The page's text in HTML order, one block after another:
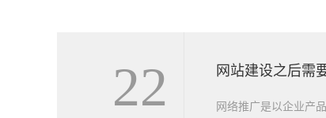
22 网站建设之后需
网络推广是以企业产